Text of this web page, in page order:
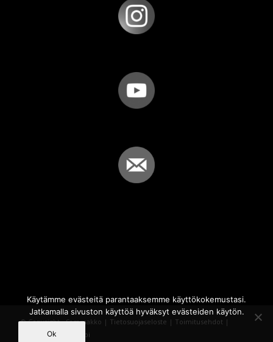
© Copyright - Sammakko | Tietosuojaseloste | Toimitusehdot |
Powered by
iQWebbi
Käytämme evästeitä parantaaksemme käyttökokemustasi.
Jatkamalla sivuston käyttöä hyväksyt evästeiden käytön.
Ok